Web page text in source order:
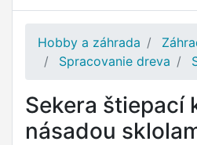
Hobby a záhrada
Spracovanie dreva
Sekera štiepací
násadou